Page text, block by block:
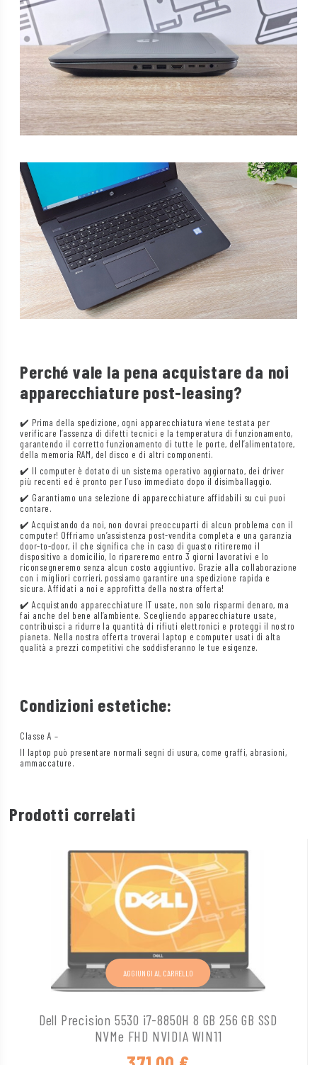
Perché vale la pena acquistare da noi
apparecchiature post-leasing?
✔️ Prima della spedizione, ogni apparecchiatura viene testata per
verificare l’assenza di difetti tecnici e la temperatura di funzionamento,
garantendo il corretto funzionamento di tutte le porte, dell’alimentatore,
della memoria RAM, del disco e di altri componenti.
✔️ Il computer è dotato di un sistema operativo aggiornato, dei driver
più recenti ed è pronto per l’uso immediato dopo il disimballaggio.
✔️ Garantiamo una selezione di apparecchiature affidabili su cui puoi
contare.
✔️ Acquistando da noi, non dovrai preoccuparti di alcun problema con il
computer! Offriamo un’assistenza post-vendita completa e una garanzia
door-to-door, il che significa che in caso di guasto ritireremo il
dispositivo a domicilio, lo ripareremo entro 3 giorni lavorativi e lo
riconsegneremo senza alcun costo aggiuntivo. Grazie alla collaborazione
con i migliori corrieri, possiamo garantire una spedizione rapida e
sicura. Affidati a noi e approfitta della nostra offerta!
✔️ Acquistando apparecchiature IT usate, non solo risparmi denaro, ma
fai anche del bene all’ambiente. Scegliendo apparecchiature usate,
contribuisci a ridurre la quantità di rifiuti elettronici e proteggi il nostro
pianeta. Nella nostra offerta troverai laptop e computer usati di alta
qualità a prezzi competitivi che soddisferanno le tue esigenze.
Condizioni estetiche:
Classe A –
Il laptop può presentare normali segni di usura, come graffi, abrasioni,
ammaccature.
Prodotti correlati
Dell Precision 5530 i7-8850H 8 GB 256 GB SSD
NVMe FHD NVIDIA WIN11
AGGIUNGI AL CARRELLO